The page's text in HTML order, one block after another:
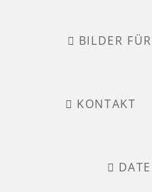
BILDER
KONTAKT